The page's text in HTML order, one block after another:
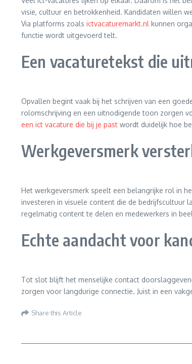
visie, cultuur en betrokkenheid. Kandidaten willen
Via platforms zoals ictvacaturemarkt.nl kunnen
functie wordt uitgevoerd telt.
Een vacaturetekst die
Opvallen begint vaak bij het schrijven van een
rolomschrijving en een uitnodigende toon zorgen
een ict vacature die bij je past wordt duidelijk hoe
Werkgeversmerk
Het werkgeversmerk speelt een belangrijke rol in
investeren in visuele content die de bedrijfscultuur
regelmatig content te delen en medewerkers in
Echte aandacht voor
Tot slot blijft het menselijke contact
zorgen voor langdurige connectie. Juist in een
Share this Article